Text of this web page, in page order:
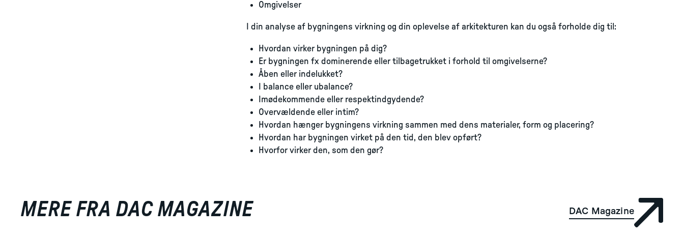
Omgivelser
I din analyse af bygningens virkning og din oplevelse af arkitekturen kan du også forholde dig til:
Hvordan virker bygningen på dig?
Er bygningen fx dominerende eller tilbagetrukket i forhold til omgivelserne?
Åben eller indelukket?
I balance eller ubalance?
Imødekommende eller respektindgydende?
Overvældende eller intim?
Hvordan hænger bygningens virkning sammen med dens materialer, form og placering?
Hvordan har bygningen virket på den tid, den blev opført?
Hvorfor virker den, som den gør?
MERE FRA DAC MAGAZINE DAC Magazine